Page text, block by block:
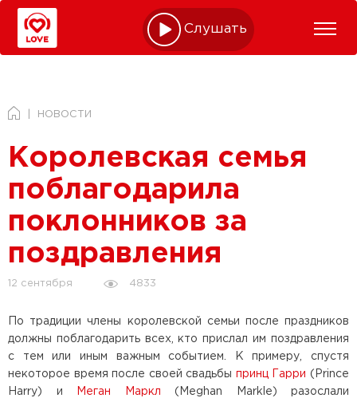
Слушать online
НОВОСТИ
Королевская семья
поблагодарила
поклонников за
поздравления
12 сентября 4833
По традиции члены королевской семьи после праздников
должны поблагодарить всех, кто прислал им поздравления
с тем или иным важным событием. К примеру, спустя
некоторое время после своей свадьбы принц Гарри (Prince
Harry) и
Меган Маркл (Meghan Markle) разослали